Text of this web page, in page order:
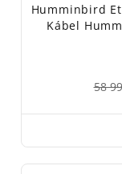
Humminbird
Kábel
58